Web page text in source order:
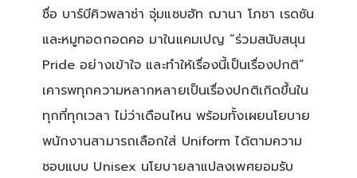
ชื่อ บาร์บีคิวพลาซ่า จุ่มแซบฮัท ฌานา โภชา เรดซัน
และหมูทอดกอดคอ มาในแคมเปญ “ร่วมสนับสนุน
Pride อย่างเข้าใจ และทำให้เรื่องนี้เป็นเรื่องปกติ”
เคารพทุกความหลากหลายเป็นเรื่องปกติเกิดขึ้นใน
ทุกที่ทุกเวลา ไม่ว่าเดือนไหน พร้อมทั้งเผยนโยบาย
พนักงานสามารถเลือกใส่ Uniform ได้ตามความ
ชอบแบบ Unisex นโยบายลาแปลงเพศยอมรับ